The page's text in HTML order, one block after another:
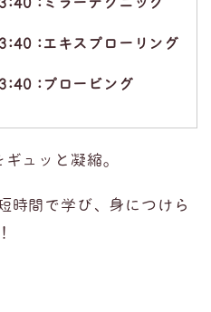
:エキスプローリング
:プロービング
ュッと凝縮。
時間で学び、身につけら